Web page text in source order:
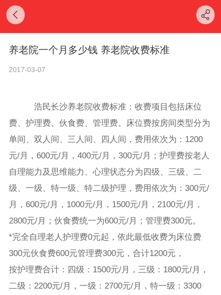
养老院一个月多少钱 养老院收费标准
2017-03-07
浩民长沙养老院收费标准：收费项目包括床位
费、护理费、伙食费、管理费。床位费按房间类型分为
单间、双人间、三人间、四人间，费用依次为：1200
元/月，600元/月，400元/月，300元/月；护理费按老人
自理能力及思维能力、心理状态分为四级、三级、二
级、一级、特一级、特二级护理，费用依次为：300元/
月，600元/月，1000元/月，1500元/月，2100元/月，
2800元/月；伙食费统一为600元/月；管理费300元。
*完全自理老人护理费0元起，依此最低收费为床位费
300元伙食费600元管理费300元，合计1200元，
按护理费合计：四级：1500元/月，三级：1800元/月，
二级：2200元/月，一级：2700元/月，特一级：3300